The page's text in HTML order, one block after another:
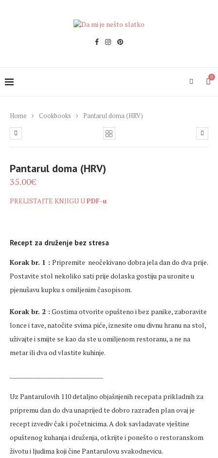
0
Home Cookbooks Pantarul doma (HRV)
Pantarul doma (HRV)
35.00€
PRELISTAJTE KNJIGU UPDF-u
Recept za druženje bez stresa
Korak br. 1 : Pripremite neočekivano dobra jela dan do dva prije.
Postavite stol nekoliko sati prije dolaska gostiju pa uronite u
pjenušavu kupku s omiljenim časopisom.
Korak br. 2 : Gostima otvorite opušteno i bez panike, zaboravite
lonce i tave, natočite svima piće, iznesite onu divnu hranu na stol,
uživajte i smijte se kao da ste u omiljenom restoranu, a ne na
metar ili dva od vlastite kuhinje.
Uz Pantarulovih 110 detaljno objašnjenih recepata prikladnih za
pripremu dan do dva unaprijed te dobro razrađen plan ovaj je
recept izvediv čak i početnicima. A dok savladavate vještine
opuštenog kuhanja i druženja, otkrijte i ponešto o restoranskom
životu i ljudima koji čine Pantarulovu svakodnevicu.